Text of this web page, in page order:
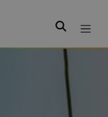
Rechercher